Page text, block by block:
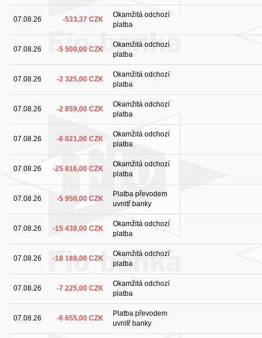
07.08.26 -533,37 CZK
Okamžitá odchozí
platba
07.08.26 -5 500,00 CZK
Okamžitá odchozí
platba
07.08.26 -2 325,00 CZK
Okamžitá odchozí
platba
07.08.26 -2 859,00 CZK
Okamžitá odchozí
platba
07.08.26 -6 021,00 CZK
Okamžitá odchozí
platba
07.08.26 -25 816,00 CZK
Okamžitá odchozí
platba
07.08.26 -5 950,00 CZK
Platba převodem
uvnitř banky
07.08.26 -15 438,00 CZK
Okamžitá odchozí
platba
07.08.26 -18 188,00 CZK
Okamžitá odchozí
platba
07.08.26 -7 225,00 CZK
Okamžitá odchozí
platba
07.08.26 -6 655,00 CZK
Platba převodem
uvnitř banky